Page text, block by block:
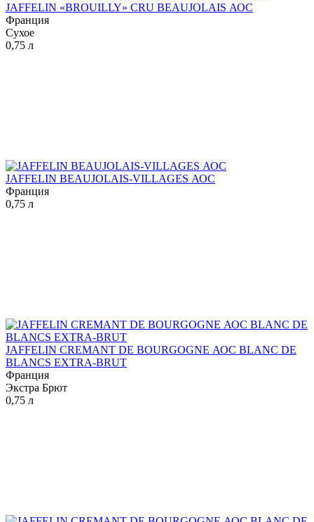
JAFFELIN «BROUILLY» CRU BEAUJOLAIS АОС
Франция
Сухое
0,75 л
JAFFELIN BEAUJOLAIS-VILLAGES АОС
Франция
0,75 л
JAFFELIN CREMANT DE BOURGOGNE АОС BLANC DE
BLANCS EXTRA-BRUT
Франция
Экстра Брют
0,75 л